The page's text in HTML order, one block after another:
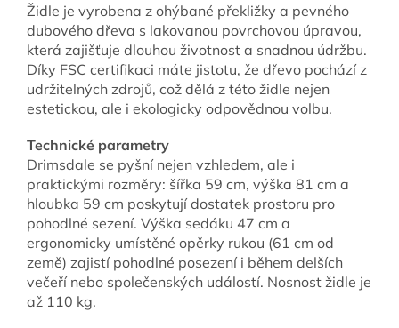
Židle je vyrobena z ohýbané překližky a pevného
dubového dřeva s lakovanou povrchovou úpravou,
která zajišťuje dlouhou životnost a snadnou údržbu.
Díky FSC certifikaci máte jistotu, že dřevo pochází z
udržitelných zdrojů, což dělá z této židle nejen
estetickou, ale i ekologicky odpovědnou volbu.
Technické parametry
Drimsdale se pyšní nejen vzhledem, ale i
praktickými rozměry: šířka 59 cm, výška 81 cm a
hloubka 59 cm poskytují dostatek prostoru pro
pohodlné sezení. Výška sedáku 47 cm a
ergonomicky umístěné opěrky rukou (61 cm od
země) zajistí pohodlné posezení i během delších
večeří nebo společenských událostí. Nosnost židle je
až 110 kg.